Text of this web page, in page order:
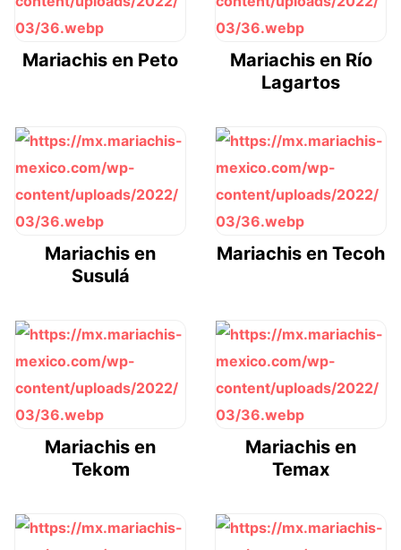
Mariachis en Peto
Mariachis en Río
Lagartos
Mariachis en
Susulá
Mariachis en Tecoh
Mariachis en
Tekom
Mariachis en
Temax